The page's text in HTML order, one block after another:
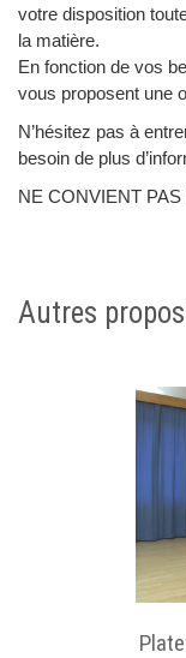
votre disposition
la matière.
En fonction de vos
vous proposent une
N’hésitez pas à
besoin de plus
NE CONVIENT
Autres